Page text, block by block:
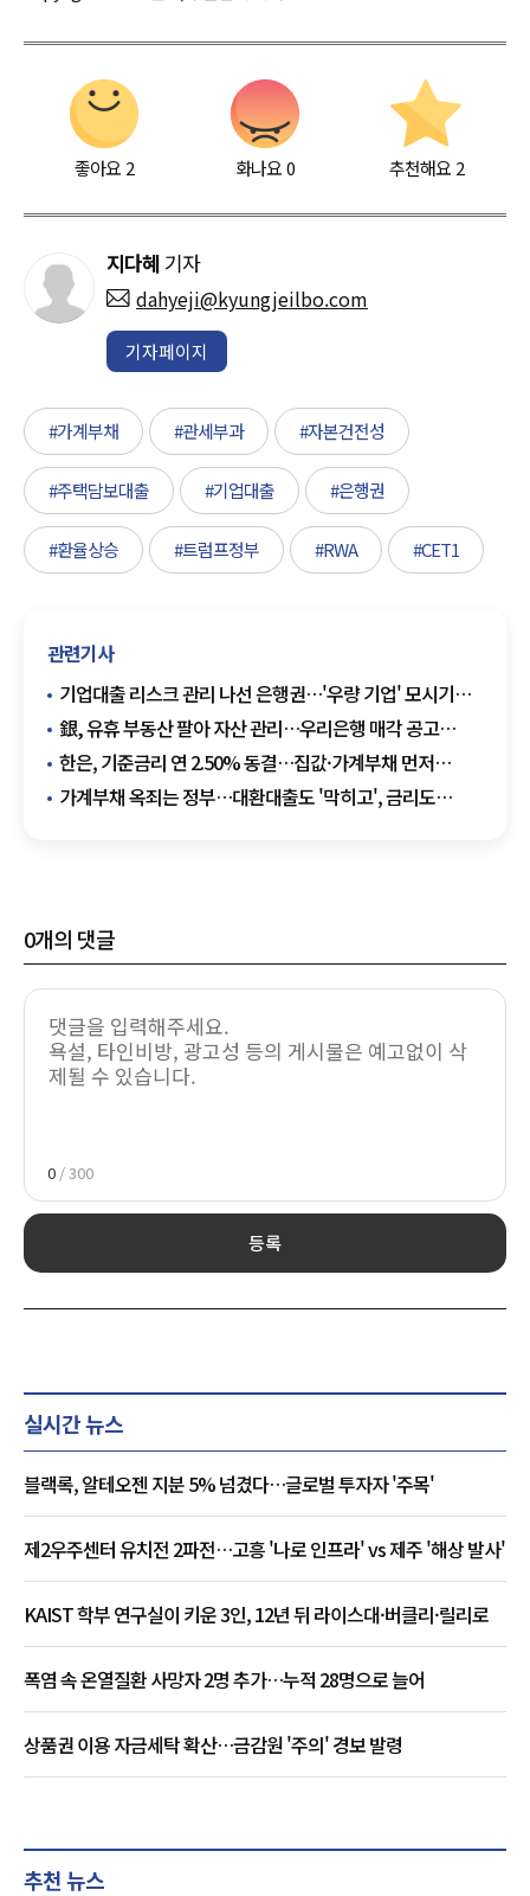
좋아요 2 화나요0 추천해요 2
지다혜 기자
dahyeji@kyungjeilbo.com
기자페이지
#가계부채 #관세부과 #자본건전성
#주택담보대출 #기업대출 #은행권
#환율상승 #트럼프정부 #RWA #CET1
관련기사
기업대출 리스크 관리 나선 은행권…'우량 기업' 모시기
경쟁
銀, 유휴 부동산 팔아 자산 관리…우리은행 매각 공고
'최다'
한은, 기준금리 연 2.50% 동결…집값·가계부채 먼저
잡는다
가계부채 옥죄는 정부…대환대출도 '막히고', 금리도
0개의 댓글
0 / 300
등록
실시간 뉴스
블랙록, 알테오젠 지분 5% 넘겼다…글로벌 투자자 '주목'
제2우주센터 유치전 2파전…고흥 '나로 인프라' vs 제주 '해상 발사'
KAIST 학부 연구실이 키운 3인, 12년 뒤 라이스대·버클리·릴리로
폭염 속 온열질환 사망자 2명 추가…누적 28명으로 늘어
상품권 이용 자금세탁 확산…금감원 '주의' 경보 발령
추천 뉴스